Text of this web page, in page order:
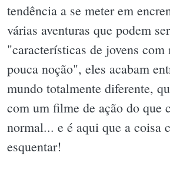
tendência a se meter em
várias aventuras que podem
"características de jovens com
pouca noção", eles acabam
mundo totalmente diferente,
com um filme de ação do que
normal... e é aqui que a coisa
esquentar!